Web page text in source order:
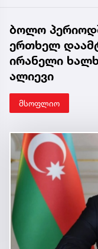
ბოლო
ერთხელ
ირანელი
ალიევი
მსოფლიო